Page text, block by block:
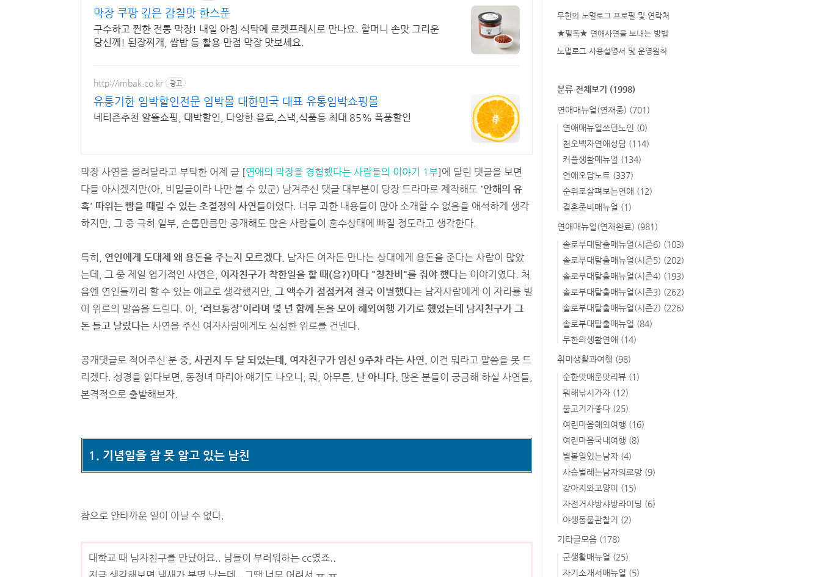
막장 쿠팡 깊은 감칠맛 한스푼
구수하고 찐한 전통 막장! 내일 아침 식탁에 로켓프레시로 만나요. 할머니 손맛 그리운
당신께! 된장찌개, 쌈밥 등 활용 만점 막장 맛보세요.
http://imbak.co.kr 광고
유통기한 임박할인전문 임박몰 대한민국 대표 유통임박쇼핑몰
네티즌추천 알뜰쇼핑, 대박할인, 다양한 음료,스낵,식품등 최대 85% 폭풍할인
막장 사연을 올려달라고 부탁한 어제 글 [연애의 막장을 경험했다는 사람들의 이야기 1부]에 달린 댓글을 보면
다들 아시겠지만(아, 비밀글이라 나만 볼 수 있군) 남겨주신 댓글 대부분이 당장 드라마로 제작해도 '안해의 유
혹' 따위는 뺨을 때릴 수 있는 초절정의 사연들이었다. 너무 과한 내용들이 많아 소개할 수 없음을 애석하게 생각
하지만, 그 중 극히 일부, 손톱만큼만 공개해도 많은 사람들이 혼수상태에 빠질 정도라고 생각한다.
특히, 연인에게 도대체 왜 용돈을 주는지 모르겠다. 남자든 여자든 만나는 상대에게 용돈을 준다는 사람이 많았
는데, 그 중 제일 엽기적인 사연은, 여자친구가 착한일을 할 때(응?)마다 "칭찬비"를 줘야 했다는 이야기였다. 처
음엔 연인들끼리 할 수 있는 애교로 생각했지만, 그 액수가 점점커져 결국 이별했다는 남자사람에게 이 자리를 빌
어 위로의 말씀을 드린다. 아, '러브통장'이라며 몇 년 함께 돈을 모아 해외여행 가기로 했었는데 남자친구가 그
돈 들고 날랐다는 사연을 주신 여자사람에게도 심심한 위로를 건넨다.
공개댓글로 적어주신 분 중, 사귄지 두 달 되었는데, 여자친구가 임신 9주차 라는 사연. 이건 뭐라고 말씀을 못 드
리겠다. 성경을 읽다보면, 동정녀 마리아 얘기도 나오니, 뭐, 아무튼, 난 아니다. 많은 분들이 궁금해 하실 사연들,
본격적으로 출발해보자.
1. 기념일을 잘 못 알고 있는 남친
참으로 안타까운 일이 아닐 수 없다.
대학교 때 남자친구를 만났어요.. 남들이 부러워하는 cc였죠..
무한의 노멀로그 프로필 및 연락처
★필독★ 연애사연을 보내는 방법
노멀로그 사용설명서 및 운영원칙
분류 전체보기 (1998)
연애매뉴얼(연재중) (701)
연애매뉴얼쓰던노인 (0)
천오백자연애상담 (114)
커플생활매뉴얼 (134)
연애오답노트 (337)
순위로살펴보는연애 (12)
결혼준비매뉴얼 (1)
연애매뉴얼(연재완료) (981)
솔로부대탈출매뉴얼(시즌6) (103)
솔로부대탈출매뉴얼(시즌5) (202)
솔로부대탈출매뉴얼(시즌4) (193)
솔로부대탈출매뉴얼(시즌3) (262)
솔로부대탈출매뉴얼(시즌2) (226)
솔로부대탈출매뉴얼 (84)
무한의생활연애 (14)
취미생활과여행 (98)
순한맛매운맛리뷰 (1)
뭐해낚시가자 (12)
물고기가좋다 (25)
여린마음해외여행 (16)
여린마음국내여행 (8)
별볼일있는남자 (4)
사슴벌레는남자의로망 (9)
강아지와고양이 (15)
자전거샤방샤방라이딩 (6)
야생동물관찰기 (2)
기타글모음 (178)
군생활매뉴얼 (25)
자기소개서매뉴얼 (5)